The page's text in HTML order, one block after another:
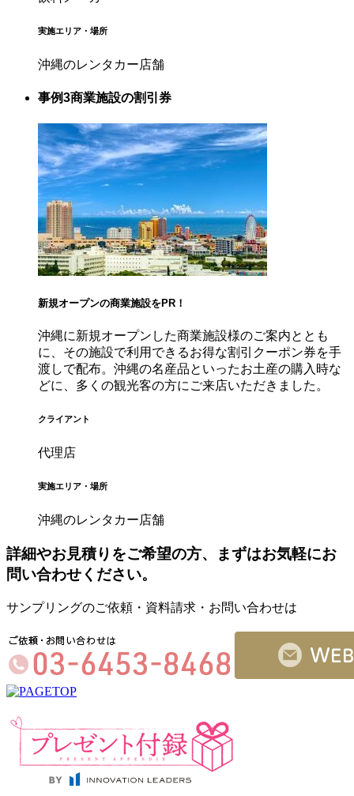
実施エリア・場所
沖縄のレンタカー店舗
事例3商業施設の割引券
新規オープンの商業施設をPR！
沖縄に新規オープンした商業施設様のご案内ととも
に、その施設で利用できるお得な割引クーポン券を手
渡しで配布。沖縄の名産品といったお土産の購入時な
どに、多くの観光客の方にご来店いただきました。
クライアント
代理店
実施エリア・場所
沖縄のレンタカー店舗
詳細やお見積りをご希望の方、まずはお気軽にお
問い合わせください。
サンプリングのご依頼・資料請求・お問い合わせは